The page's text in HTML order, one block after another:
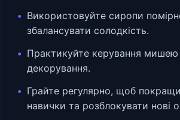
Використовуйте сиропи
збалансувати солодкість.
Практикуйте керування мишею
декорування.
Грайте регулярно, щоб
навички та розблокувати нові